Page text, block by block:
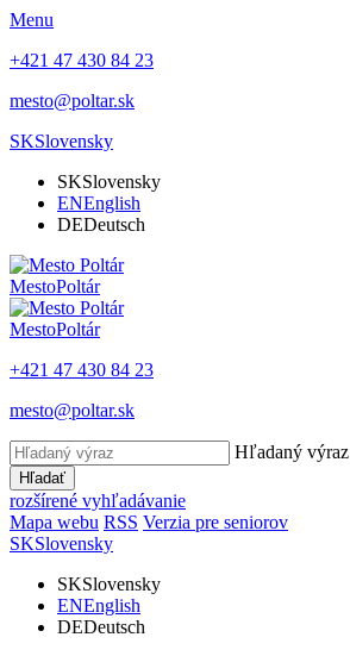
Menu
+421 47 430 84 23
mesto@poltar.sk
SKSlovensky
SKSlovensky
ENEnglish
DEDeutsch
MestoPoltár
MestoPoltár
+421 47 430 84 23
mesto@poltar.sk
Hľadaný výraz
Hľadať
rozšírené vyhľadávanie
Mapa webu RSS Verzia pre seniorov
SKSlovensky
SKSlovensky
ENEnglish
DEDeutsch